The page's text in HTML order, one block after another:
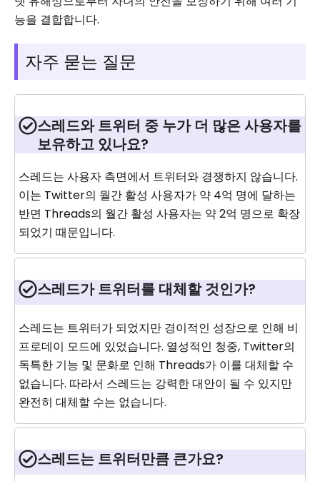
능을 결합합니다.
자주 묻는 질문
스레드와 트위터 중 누가 더 많은 사용자를
보유하고 있나요?
스레드는 사용자 측면에서 트위터와 경쟁하지 않습니다.
이는 Twitter의 월간 활성 사용자가 약 4억 명에 달하는
반면 Threads의 월간 활성 사용자는 약 2억 명으로 확장
되었기 때문입니다.
스레드가 트위터를 대체할 것인가?
스레드는 트위터가 되었지만 경이적인 성장으로 인해 비
프로데이 모드에 있었습니다. 열성적인 청중, Twitter의
독특한 기능 및 문화로 인해 Threads가 이를 대체할 수
없습니다. 따라서 스레드는 강력한 대안이 될 수 있지만
완전히 대체할 수는 없습니다.
스레드는 트위터만큼 큰가요?